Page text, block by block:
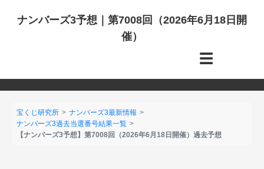
ナンバーズ3予想｜第7008回（2026年6月18日開
催）
☰
宝くじ研究所
ナンバーズ3最新情報
ナンバーズ3過去当選番号結果一覧
【ナンバーズ3予想】第7008回（2026年6月18日開催）過去予想